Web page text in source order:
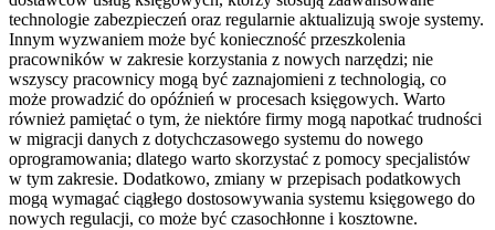
technologie zabezpieczeń oraz regularnie aktualizują swoje systemy.
Innym wyzwaniem może być konieczność przeszkolenia
pracowników w zakresie korzystania z nowych narzędzi; nie
wszyscy pracownicy mogą być zaznajomieni z technologią, co
może prowadzić do opóźnień w procesach księgowych. Warto
również pamiętać o tym, że niektóre firmy mogą napotkać trudności
w migracji danych z dotychczasowego systemu do nowego
oprogramowania; dlatego warto skorzystać z pomocy specjalistów
w tym zakresie. Dodatkowo, zmiany w przepisach podatkowych
mogą wymagać ciągłego dostosowywania systemu księgowego do
nowych regulacji, co może być czasochłonne i kosztowne.